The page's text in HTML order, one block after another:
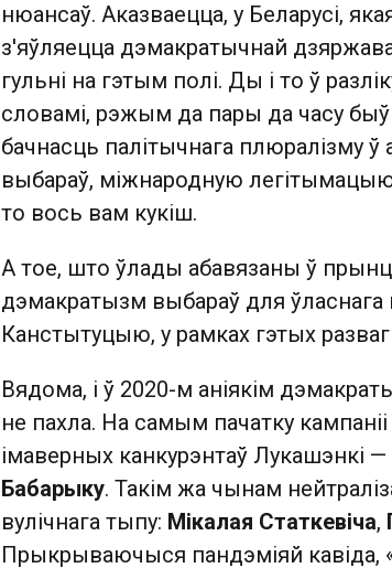
нюансаў. Аказваецца, у Беларусі,
з'яўляецца дэмакратычнай
гульні на гэтым полі. Ды і то ў
словамі, рэжым да пары да часу
бачнасць палітычнага плюралізму
выбараў, міжнародную
то вось вам кукіш.
А тое, што ўлады абавязаны ў
дэмакратызм выбараў для
Канстытуцыю, у рамках гэтых разваг
Вядома, і ў 2020-м аніякім
не пахла. На самым пачатку
імаверных канкурэнтаў Лукашэнкі —
Бабарыку. Такім жа чынам
вулічнага тыпу: Мікалая Статкевіча,
Прыкрываючыся пандэміяй кавіда,